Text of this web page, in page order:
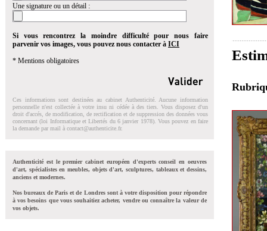
Une signature ou un détail :
Si vous rencontrez la moindre difficulté pour nous faire
parvenir vos images, vous pouvez nous contacter à ICI
* Mentions obligatoires
Ces informations sont destinées au cabinet Authenticité. Aucune information
personnelle n'est collectée à votre insu ni cédée à des tiers. Vous disposez d'un
droit d'accés, de modification, de rectification et de suppression des données vous
concernant (loi Informatique et Libertés du 6 janvier 1978). Vous pouvez en faire
la demande par mail à contact@authenticite.fr.
Authenticité est le premier cabinet européen d'experts conseil en oeuvres
d'art, spécialistes en meubles, objets d'art, sculptures, tableaux et dessins,
anciens et modernes.
Nos bureaux de Paris et de Londres sont à votre disposition pour répondre
à vos besoins que vous souhaitiez acheter, vendre ou connaître la valeur de
vos objets.